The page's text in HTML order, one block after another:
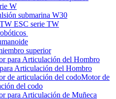
W
submarina W30
ESC serie TW
superior
Articulación del Hombro
Motor de
del codo